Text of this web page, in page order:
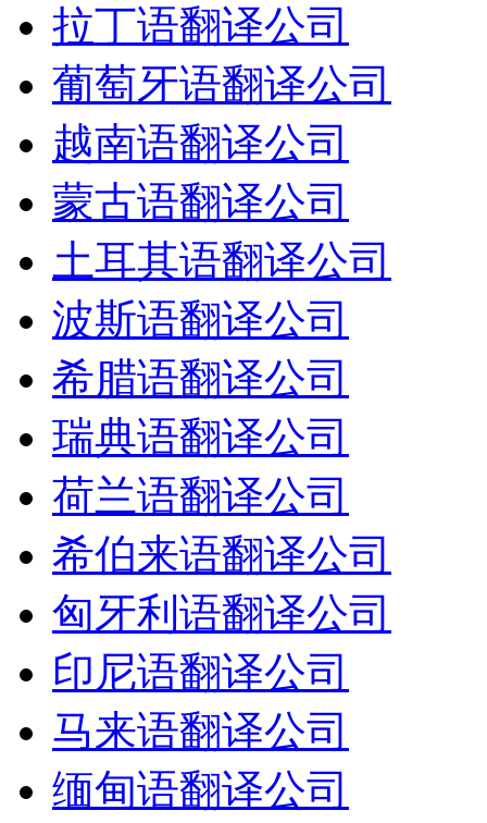
拉丁语翻译公司
葡萄牙语翻译公司
越南语翻译公司
蒙古语翻译公司
土耳其语翻译公司
波斯语翻译公司
希腊语翻译公司
瑞典语翻译公司
荷兰语翻译公司
希伯来语翻译公司
匈牙利语翻译公司
印尼语翻译公司
马来语翻译公司
缅甸语翻译公司